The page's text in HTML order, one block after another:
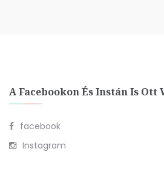
A Facebookon És Instán Is Ott
facebook
Instagram